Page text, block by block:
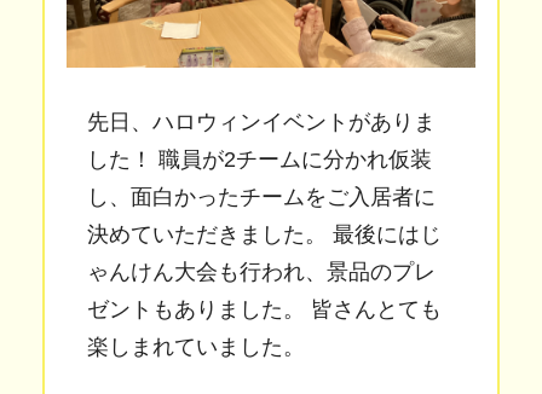
先日、ハロウィンイベントがありま
した！ 職員が2チームに分かれ仮装
し、面白かったチームをご入居者に
決めていただきました。 最後にはじ
ゃんけん大会も行われ、景品のプレ
ゼントもありました。 皆さんとても
楽しまれていました。